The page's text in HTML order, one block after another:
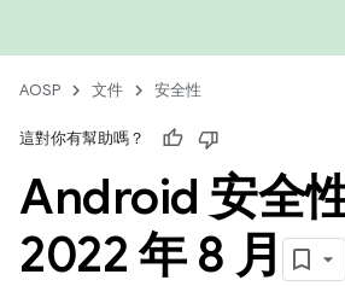
AOSP 文件 安全性
這對你有幫助嗎？
Android 安全
2022 年 8 月